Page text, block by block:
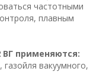
частотными
плавным
ВГ применяются:
вакуумного,